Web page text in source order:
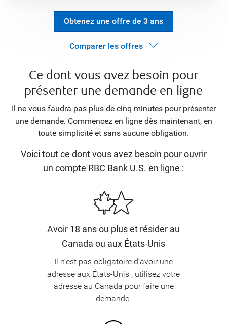
Obtenez une offre de 3 ans
Comparer les offres
Ce dont vous avez besoin pour
présenter une demande en ligne
Il ne vous faudra pas plus de cinq minutes pour présenter
une demande. Commencez en ligne dès maintenant, en
toute simplicité et sans aucune obligation.
Voici tout ce dont vous avez besoin pour ouvrir
un compte RBC Bank U.S. en ligne :
Avoir 18 ans ou plus et résider au
Canada ou aux États-Unis
Il n’est pas obligatoire d’avoir une
adresse aux États-Unis ; utilisez votre
adresse au Canada pour faire une
demande.